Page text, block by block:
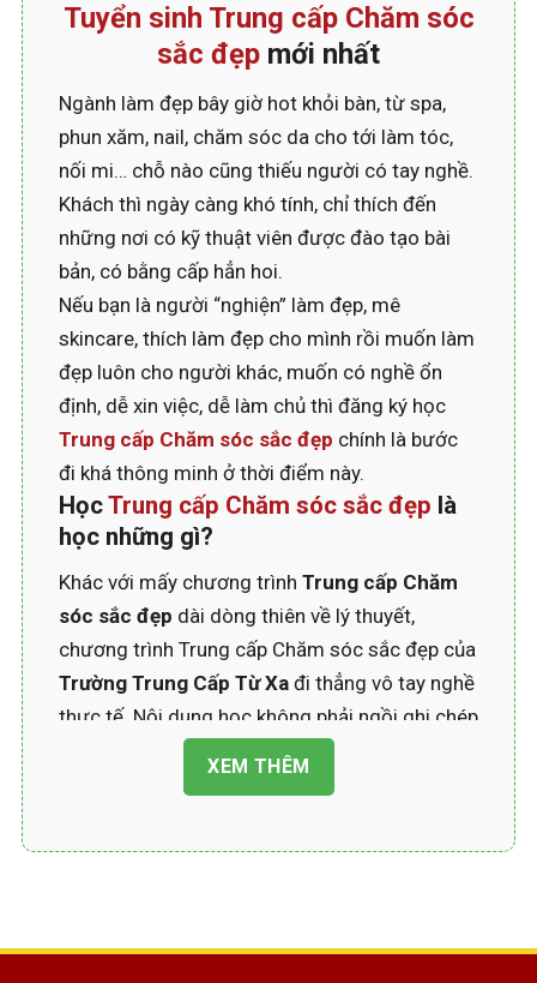
Tuyển sinh Trung cấp Chăm sóc
sắc đẹp mới nhất
Ngành làm đẹp bây giờ hot khỏi bàn, từ spa,
phun xăm, nail, chăm sóc da cho tới làm tóc,
nối mi… chỗ nào cũng thiếu người có tay nghề.
Khách thì ngày càng khó tính, chỉ thích đến
những nơi có kỹ thuật viên được đào tạo bài
bản, có bằng cấp hẳn hoi.
Nếu bạn là người “nghiện” làm đẹp, mê
skincare, thích làm đẹp cho mình rồi muốn làm
đẹp luôn cho người khác, muốn có nghề ổn
định, dễ xin việc, dễ làm chủ thì đăng ký học
Trung cấp Chăm sóc sắc đẹp chính là bước
đi khá thông minh ở thời điểm này.
HọcTrung cấp Chăm sóc sắc đẹp là
học những gì?
Khác với mấy chương trình Trung cấp Chăm
sóc sắc đẹp dài dòng thiên về lý thuyết,
chương trình Trung cấp Chăm sóc sắc đẹp của
Trường Trung Cấp Từ Xađi thẳng vô tay nghề
thực tế. Nội dung học không phải ngồi ghi chép
suốt ngày, mà tập trung vào các kỹ năng mà
sạch da, massage mặt, đắp mặt nạ, điều trị da
XEM THÊM